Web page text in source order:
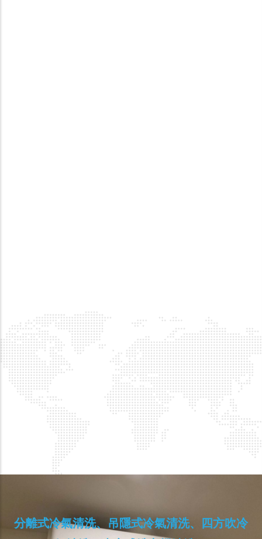
分離式冷氣清洗、吊隱式冷氣清洗、四方吹冷